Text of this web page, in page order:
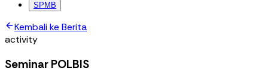
SPMB
Kembali ke Berita
activity
Seminar POLBIS